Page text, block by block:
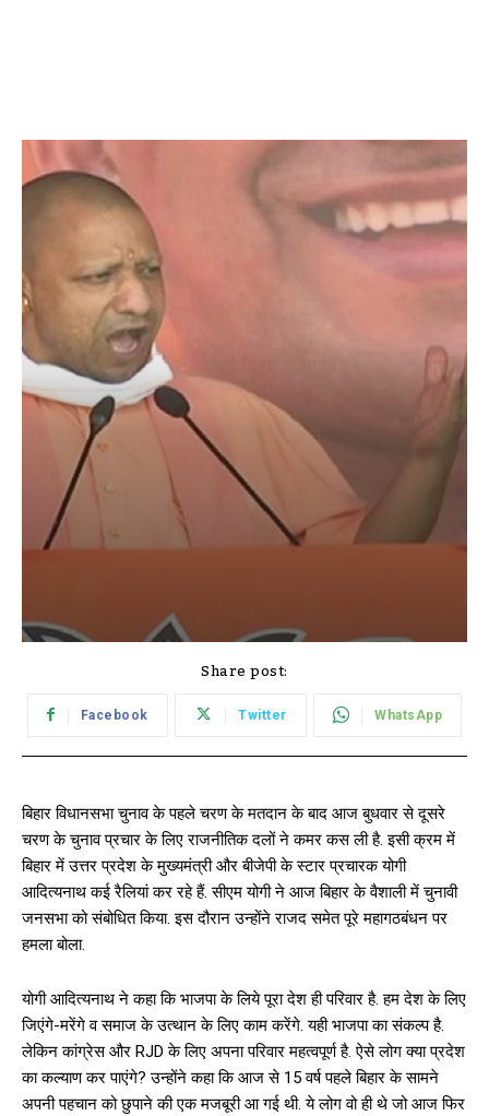
Share post:
Facebook Twitter WhatsApp
बिहार विधानसभा चुनाव के पहले चरण के मतदान के बाद आज बुधवार से दूसरे
चरण के चुनाव प्रचार के लिए राजनीतिक दलों ने कमर कस ली है. इसी क्रम में
बिहार में उत्तर प्रदेश के मुख्यमंत्री और बीजेपी के स्टार प्रचारक योगी
आदित्यनाथ कई रैलियां कर रहे हैं. सीएम योगी ने आज बिहार के वैशाली में चुनावी
जनसभा को संबोधित किया. इस दौरान उन्होंने राजद समेत पूरे महागठबंधन पर
हमला बोला.
योगी आदित्यनाथ ने कहा कि भाजपा के लिये पूरा देश ही परिवार है. हम देश के लिए
जिएंगे-मरेंगे व समाज के उत्थान के लिए काम करेंगे. यही भाजपा का संकल्प है.
लेकिन कांग्रेस और RJD के लिए अपना परिवार महत्वपूर्ण है. ऐसे लोग क्या प्रदेश
का कल्याण कर पाएंगे? उन्होंने कहा कि आज से 15 वर्ष पहले बिहार के सामने
अपनी पहचान को छुपाने की एक मजबूरी आ गई थी. ये लोग वो ही थे जो आज फिर